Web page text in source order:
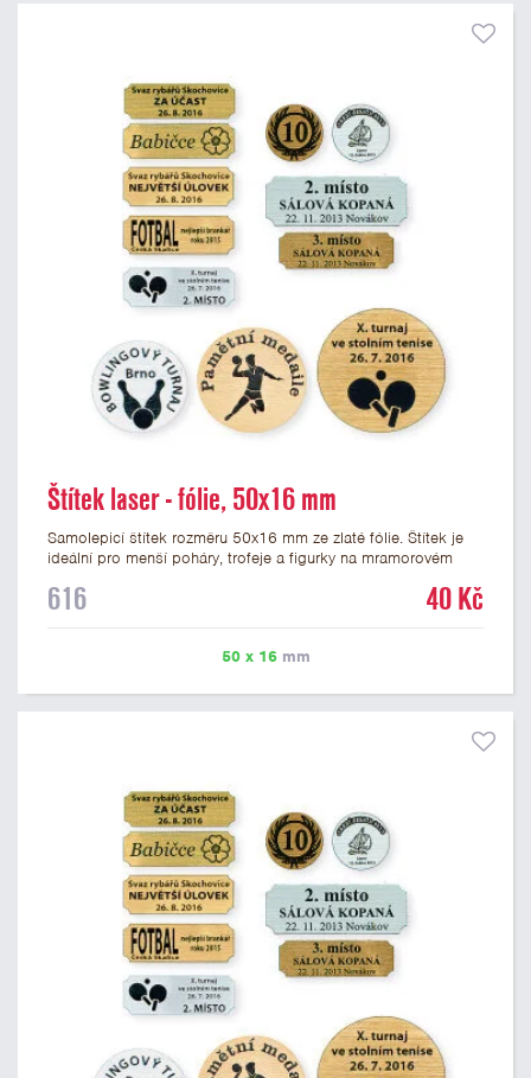
Štítek laser - fólie, 50x16 mm
Samolepicí štítek rozměru 50x16 mm ze zlaté fólie. Štítek je
ideální pro menší poháry, trofeje a figurky na mramorovém
nebo text. U textu doporučujeme maximálně 3 řádky, aby byla
možné přiložit v prvním kroku objednávky.
616 40 Kč
50 x 16mm